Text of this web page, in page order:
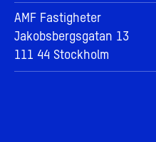
AMF Fastigheter
Jakobsbergsgatan 13
111 44 Stockholm